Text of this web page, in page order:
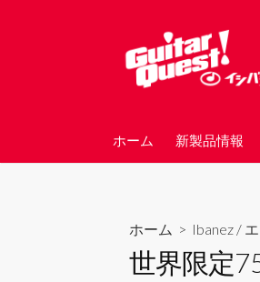
ホーム 新製品情報
ホーム > Ibanez /
世界限定